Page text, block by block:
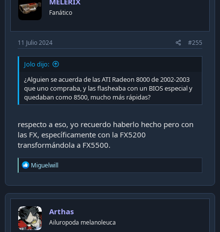
n
Fanático
11 Julio 2024 #255
Jolo dijo:
¿Alguien se acuerda de las ATI Radeon 8000 de 2002-2003
que uno compraba, y las flasheaba con un BIOS especial y
quedaban como 8500, mucho más rápidas?
respecto a eso, yo recuerdo haberlo hecho pero con
las FX, específicamente con la FX5200
transformándola a FX5500.
R
e
c
t
o
n
s
Miguelwill
Arthas
Ailuropoda melanoleuca